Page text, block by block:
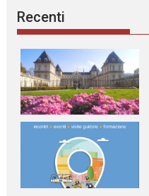
Recenti